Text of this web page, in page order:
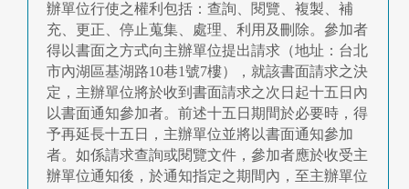
辦單位行使之權利包括：查詢、閱覽、複製、補
充、更正、停止蒐集、處理、利用及刪除。參加者
得以書面之方式向主辦單位提出請求（地址：台北
市內湖區基湖路10巷1號7樓），就該書面請求之決
定，主辦單位將於收到書面請求之次日起十五日內
以書面通知參加者。前述十五日期間於必要時，得
予再延長十五日，主辦單位並將以書面通知參加
者。如係請求查詢或閱覽文件，參加者應於收受主
辦單位通知後，於通知指定之期間內，至主辦單位